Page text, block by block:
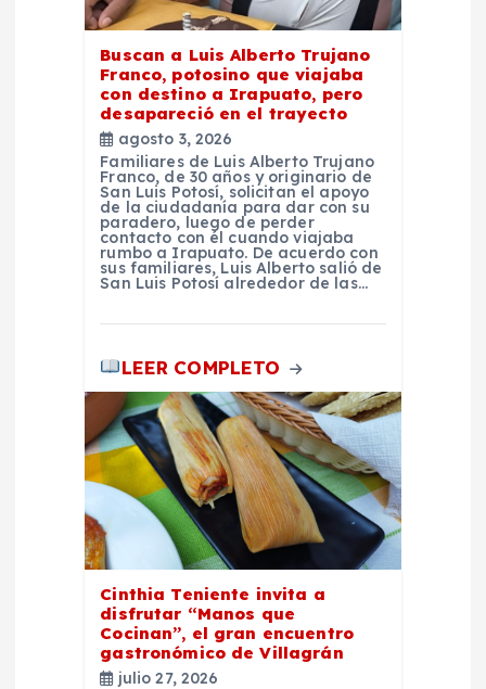
Buscan a Luis Alberto Trujano
Franco, potosino que viajaba
con destino a Irapuato, pero
desapareció en el trayecto
agosto 3, 2026
Familiares de Luis Alberto Trujano
Franco, de 30 años y originario de
San Luis Potosí, solicitan el apoyo
de la ciudadanía para dar con su
paradero, luego de perder
contacto con él cuando viajaba
rumbo a Irapuato. De acuerdo con
sus familiares, Luis Alberto salió de
San Luis Potosí alrededor de las…
LEER COMPLETO
Cinthia Teniente invita a
disfrutar “Manos que
Cocinan”, el gran encuentro
gastronómico de Villagrán
julio 27, 2026